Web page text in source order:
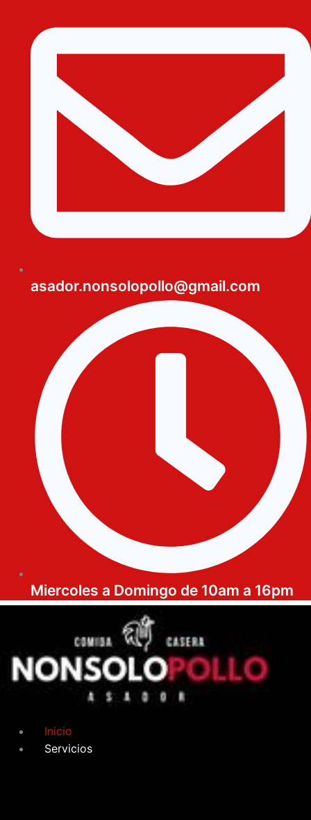
asador.nonsolopollo@gmail.com
Miercoles a Domingo de 10am a 16pm
Inicio
Servicios